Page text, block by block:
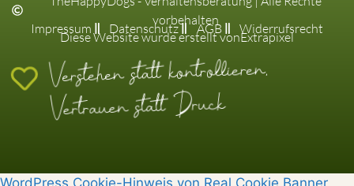
vorbehalten
Impressum Datenschutz AGB Widerrufsrecht
Diese Website wurde erstellt vonExtrapixel
Verstehen statt kontrollieren,
Vertrauen statt Druck